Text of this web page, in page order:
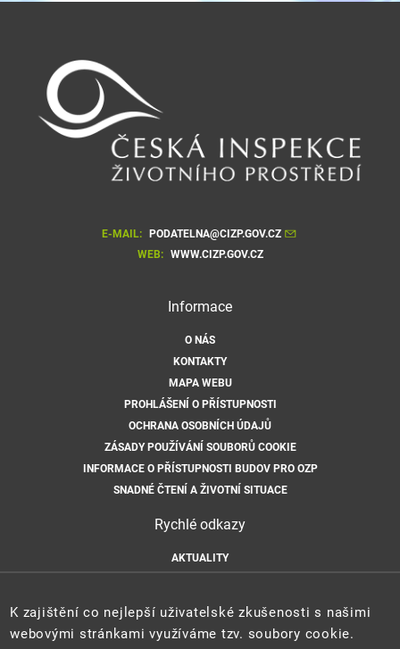
E-MAIL: PODATELNA@CIZP.GOV.CZ
WEB: WWW.CIZP.GOV.CZ
Informace
O NÁS
KONTAKTY
MAPA WEBU
PROHLÁŠENÍ O PŘÍSTUPNOSTI
OCHRANA OSOBNÍCH ÚDAJŮ
ZÁSADY POUŽÍVÁNÍ SOUBORŮ COOKIE
INFORMACE O PŘÍSTUPNOSTI BUDOV PRO OZP
SNADNÉ ČTENÍ A ŽIVOTNÍ SITUACE
Rychlé odkazy
AKTUALITY
K zajištění co nejlepší uživatelské zkušenosti s našimi
webovými stránkami využíváme tzv. soubory cookie.